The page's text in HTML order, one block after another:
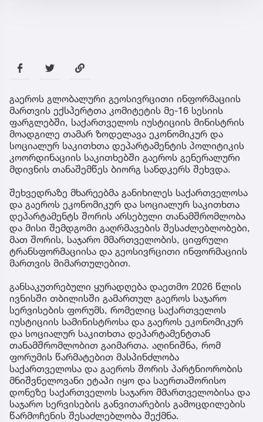
გაეროს გლობალური გეოსივრცითი ინფორმაციის
მართვის ექსპერტთა კომიტეტის მე-16 სესიის
ფარგლებში, საქართველოს იუსტიციის მინისტრის
მოადგილე თამარ ზოდელავა ეკონომიკურ და
სოციალურ საკითხთა დეპარტამენტის პოლიტიკის
კოორდინაციის საკითხებში გაეროს გენერალური
მდივნის თანაშემწეს ბიორგ სანდკერს შეხვდა.
შეხვედრაზე მხარეებმა განიხილეს საქართველოსა
და გაეროს ეკონომიკურ და სოციალურ საკითხთა
დეპარტამენტს შორის არსებული თანამშრომლობა
და მისი შემდგომი გაღრმავების შესაძლებლობები,
მათ შორის, საჯარო მმართველობის, ციფრული
ტრანსფორმაციისა და გეოსივრცითი ინფორმაციის
მართვის მიმართულებით.
განსაკუთრებული ყურადღება დაეთმო 2026 წლის
ივნისში თბილისში გამართულ გაეროს საჯარო
სერვისების ფორუმს, რომელიც საქართველოს
იუსტიციის სამინისტროსა და გაეროს ეკონომიკურ
და სოციალურ საკითხთა დეპარტამენტთან
თანამშრომლობით გაიმართა. აღინიშნა, რომ
ფორუმის წარმატებით მასპინძლობა
საქართველოსა და გაეროს შორის პარტნიორობის
მნიშვნელოვანი ეტაპი იყო და საერთაშორისო
დონეზე საქართველოს საჯარო მმართველობისა და
საჯარო სერვისების განვითარების გამოცდილების
წარმოჩენის შესაძლებლობა შექმნა.